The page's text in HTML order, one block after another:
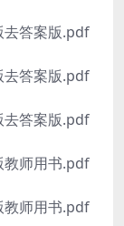
答案版.pdf
答案版.pdf
答案版.pdf
师用书.pdf
师用书.pdf